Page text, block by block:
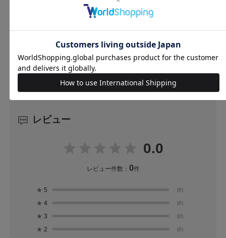
レビュー
0.0
レビュー件数： 0件
★ 5 (0)
★ 4 (0)
★ 3 (0)
★ 2 (0)